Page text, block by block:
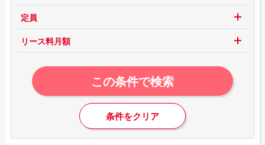
定員
リース料月額
この条件で検索
条件をクリア